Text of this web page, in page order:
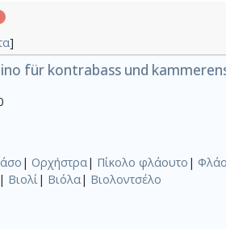
]
für kontrabass und
| Ορχήστρα| Πίκολο φλάουτο |
| Βιολί| Βιόλα| Βιολοντσέλο